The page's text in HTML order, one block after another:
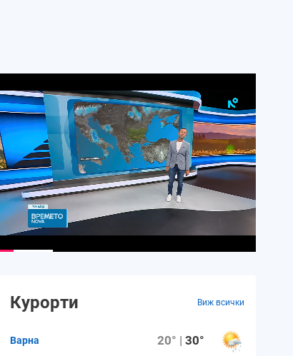
Курорти Виж всички
Варна 20° |30°